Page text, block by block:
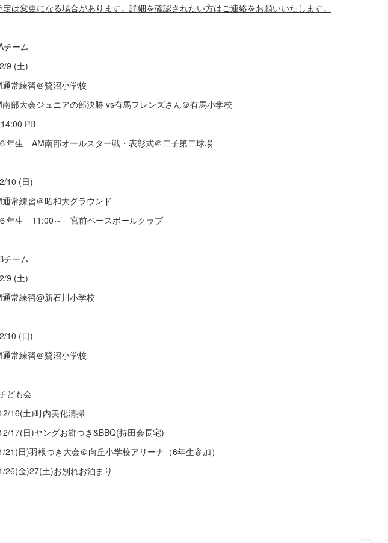
定は変更になる場合があります。詳細を確認されたい方はご連絡をお願いいたします。
ーム
9 (土)
通常練習＠鷺沼小学校
南部大会ジュニアの部決勝 vs有馬フレンズさん＠有馬小学校
PB
年生 AM南部オールスター戦・表彰式＠二子第二球場
10 (日)
通常練習＠昭和大グラウンド
６年生 11:00～ 宮前ベースボールクラブ
ーム
9 (土)
通常練習@新石川小学校
10 (日)
通常練習＠鷺沼小学校
ども会
16(土)町内美化清掃
17(日)ヤングお餅つき&BBQ(持田会長宅)
日)羽根つき大会＠向丘小学校アリーナ（6年生参加）
金)27(土)お別れお泊まり